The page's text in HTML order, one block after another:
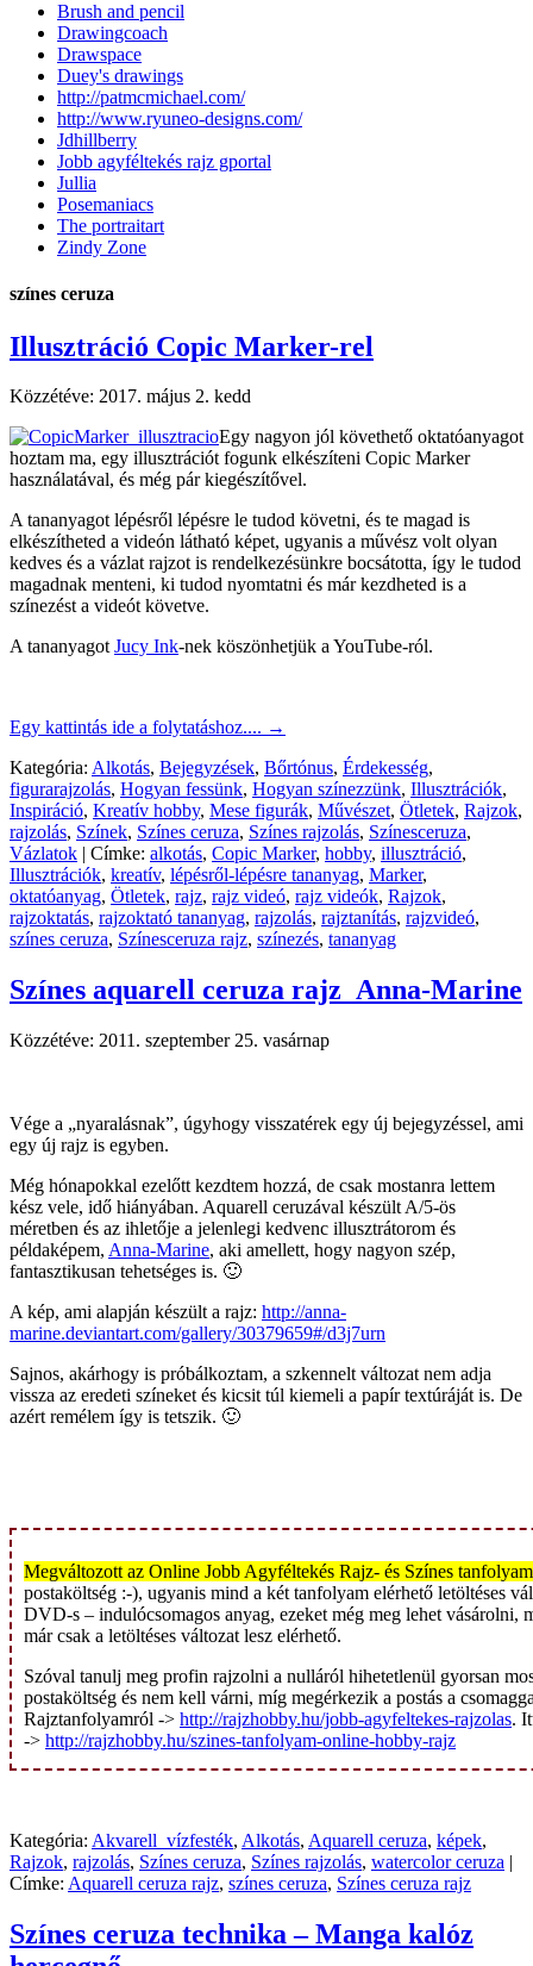
Brush and pencil
Drawingcoach
Drawspace
Duey's drawings
http://patmcmichael.com/
http://www.ryuneo-designs.com/
Jdhillberry
Jobb agyféltekés rajz gportal
Jullia
Posemaniacs
The portraitart
Zindy Zone
színes ceruza
Illusztráció Copic Marker-rel
Közzétéve: 2017. május 2. kedd
Egy nagyon jól követhető oktatóanyagot
hoztam ma, egy illusztrációt fogunk elkészíteni Copic Marker
használatával, és még pár kiegészítővel.
A tananyagot lépésről lépésre le tudod követni, és te magad is
elkészítheted a videón látható képet, ugyanis a művész volt olyan
kedves és a vázlat rajzot is rendelkezésünkre bocsátotta, így le tudod
magadnak menteni, ki tudod nyomtatni és már kezdheted is a
színezést a videót követve.
A tananyagotJucy Ink-nek köszönhetjük a YouTube-ról.
Egy kattintás ide a folytatáshoz.... →
Kategória: Alkotás, Bejegyzések, Bőrtónus, Érdekesség,
figurarajzolás, Hogyan fessünk, Hogyan színezzünk, Illusztrációk,
Inspiráció, Kreatív hobby, Mese figurák, Művészet, Ötletek, Rajzok,
rajzolás, Színek, Színes ceruza, Színes rajzolás, Színesceruza,
Vázlatok | Címke: alkotás, Copic Marker, hobby, illusztráció,
Illusztrációk, kreatív, lépésről-lépésre tananyag, Marker,
oktatóanyag, Ötletek, rajz, rajz videó, rajz videók, Rajzok,
rajzoktatás, rajzoktató tananyag, rajzolás, rajztanítás, rajzvideó,
színes ceruza, Színesceruza rajz, színezés, tananyag
Színes aquarell ceruza rajz_Anna-Marine
Közzétéve: 2011. szeptember 25. vasárnap
Vége a „nyaralásnak”, úgyhogy visszatérek egy új bejegyzéssel, ami
egy új rajz is egyben.
Még hónapokkal ezelőtt kezdtem hozzá, de csak mostanra lettem
kész vele, idő hiányában. Aquarell ceruzával készült A/5-ös
méretben és az ihletője a jelenlegi kedvenc illusztrátorom és
példaképem, Anna-Marine, aki amellett, hogy nagyon szép,
fantasztikusan tehetséges is. 🙂
A kép, ami alapján készült a rajz: http://anna-
marine.deviantart.com/gallery/30379659#/d3j7urn
Sajnos, akárhogy is próbálkoztam, a szkennelt változat nem adja
vissza az eredeti színeket és kicsit túl kiemeli a papír textúráját is. De
azért remélem így is tetszik. 🙂
Megváltozott az Online Jobb Agyféltekés Rajz- és Színes
postaköltség :-), ugyanis mind a két tanfolyam elérhető letöltéses
DVD-s – indulócsomagos anyag, ezeket még meg lehet vásárolni,
már csak a letöltéses változat lesz elérhető.
Szóval tanulj meg profin rajzolni a nulláról hihetetlenül gyorsan
postaköltség és nem kell várni, míg megérkezik a postás a
Rajztanfolyamról -> http://rajzhobby.hu/jobb-agyfeltekes-rajzolas.
-> http://rajzhobby.hu/szines-tanfolyam-online-hobby-rajz
Kategória: Akvarell_vízfesték, Alkotás, Aquarell ceruza, képek,
Rajzok, rajzolás, Színes ceruza, Színes rajzolás, watercolor ceruza |
Címke: Aquarell ceruza rajz, színes ceruza, Színes ceruza rajz
Színes ceruza technika – Manga kalóz